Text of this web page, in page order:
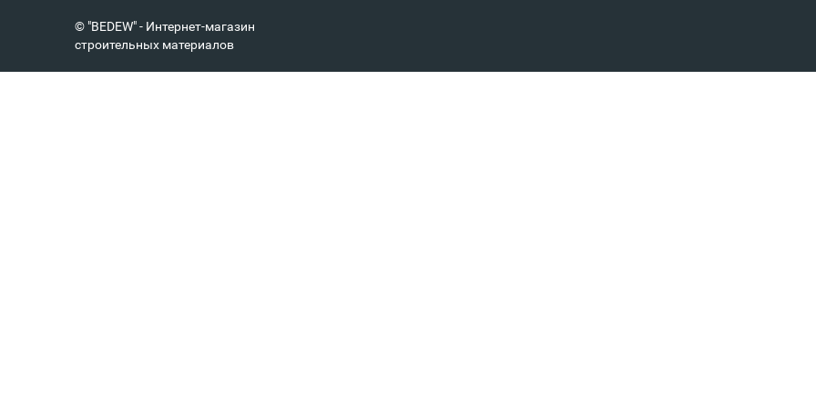
© "BEDEW" - Интернет-магазин
строительных материалов